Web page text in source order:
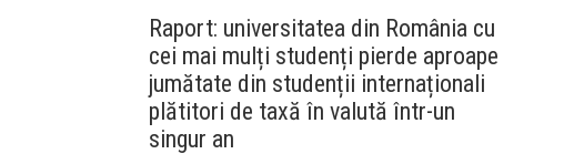
Raport: universitatea din România cu
cei mai mulți studenți pierde aproape
jumătate din studenții internaționali
plătitori de taxă în valută într-un
singur an